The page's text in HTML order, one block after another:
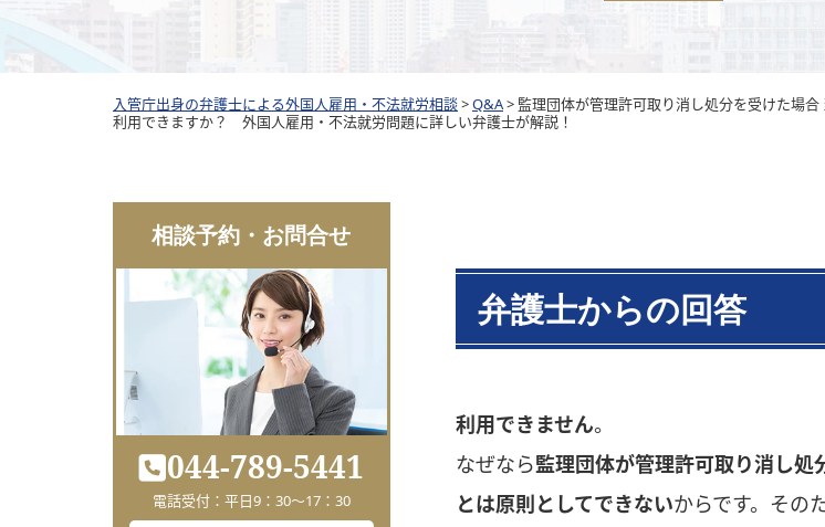
入管庁出身の弁護士による外国人雇用・不法就労相談>Q&A> 監理団体が管理許可取り消し処分を受けた場
利用できますか？ 外国人雇用・不法就労問題に詳しい弁護士が解説！
相談予約・お問合せ
044-789-5441
電話受付：平日9：30～17：30
弁護士からの回答
利用できません。
なぜなら監理団体が管理許可取り消し処
とは原則としてできないからです。その